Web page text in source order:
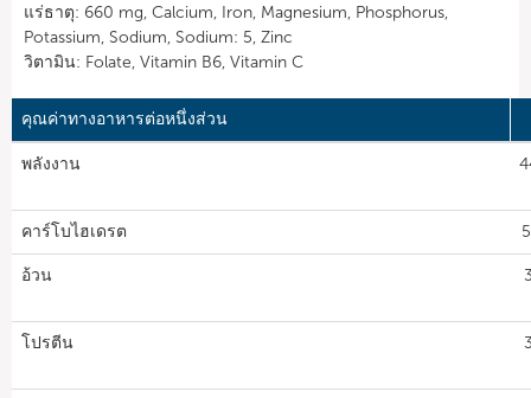
แร่ธาตุ: 660 mg, Calcium, Iron, Magnesium, Phosphorus,
Potassium, Sodium, Sodium: 5, Zinc
วิตามิน: Folate, Vitamin B6, Vitamin C
คุณค่าทางอาหารต่อหนึ่งส่วน
พลังงาน
คาร์โบไฮเดรต
อ้วน
โปรตีน